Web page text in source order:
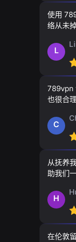
使用
络从未
L
789vpn
也很合
C
从抚养
助我们
H
在伦敦